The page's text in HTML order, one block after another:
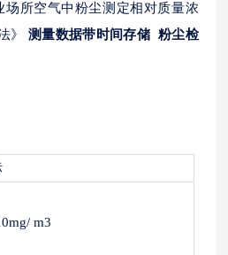
场所空气中粉尘测定相对质量浓
》
测量数据带时间存储 粉尘检
m3